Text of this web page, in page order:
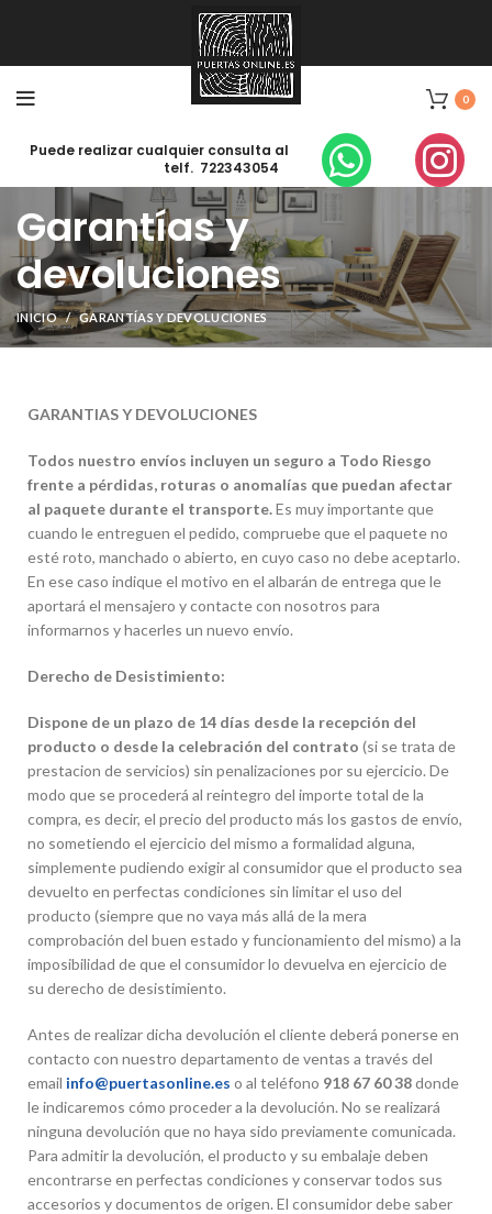
0
Puede realizar cualquier consulta al
telf. 722343054
Garantías y
devoluciones
INICIO GARANTÍAS Y DEVOLUCIONES
GARANTIAS Y DEVOLUCIONES
Todos nuestro envíos incluyen un seguro a Todo Riesgo
frente a pérdidas, roturas o anomalías que puedan afectar
al paquete durante el transporte.Es muy importante que
cuando le entreguen el pedido, compruebe que el paquete no
esté roto, manchado o abierto, en cuyo caso no debe aceptarlo.
En ese caso indique el motivo en el albarán de entrega que le
aportará el mensajero y contacte con nosotros para
informarnos y hacerles un nuevo envío.
Derecho de Desistimiento:
Dispone de un plazo de 14 días desde la recepción del
producto o desde la celebración del contrato (si se trata de
prestacion de servicios) sin penalizaciones por su ejercicio. De
modo que se procederá al reintegro del importe total de la
compra, es decir, el precio del producto más los gastos de envío,
no sometiendo el ejercicio del mismo a formalidad alguna,
simplemente pudiendo exigir al consumidor que el producto sea
devuelto en perfectas condiciones sin limitar el uso del
producto (siempre que no vaya más allá de la mera
comprobación del buen estado y funcionamiento del mismo) a la
imposibilidad de que el consumidor lo devuelva en ejercicio de
su derecho de desistimiento.
Antes de realizar dicha devolución el cliente deberá ponerse en
contacto con nuestro departamento de ventas a través del
email info@puertasonline.es o al teléfono 918 67 60 38donde
le indicaremos cómo proceder a la devolución. No se realizará
ninguna devolución que no haya sido previamente comunicada.
Para admitir la devolución, el producto y su embalaje deben
encontrarse en perfectas condiciones y conservar todos sus
accesorios y documentos de origen. El consumidor debe saber